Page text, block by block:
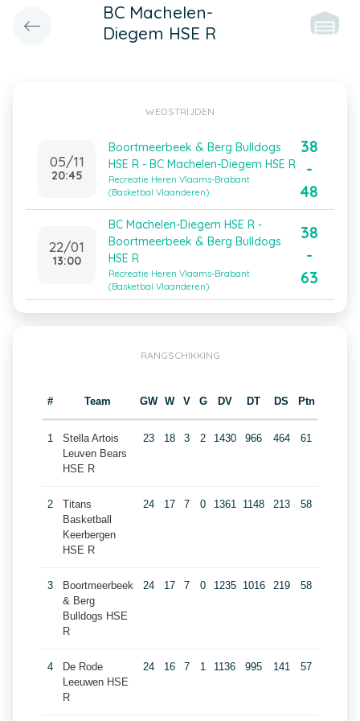
BC Machelen-
Diegem HSE R
WEDSTRIJDEN
05/11
20:45
Boortmeerbeek & Berg Bulldogs
HSE R - BC Machelen-Diegem HSE R
Recreatie Heren Vlaams-Brabant
(Basketbal Vlaanderen)
38
-
48
22/01
13:00
BC Machelen-Diegem HSE R -
Boortmeerbeek & Berg Bulldogs
HSE R
Recreatie Heren Vlaams-Brabant
(Basketbal Vlaanderen)
38
-
63
RANGSCHIKKING
# Team GW W V G DV DT DS Ptn
1
Stella Artois
Leuven Bears
HSE R
23 18 3 2 1430 966 464 61
2
Titans
Basketball
Keerbergen
HSE R
24 17 7 0 1361 1148 213 58
3
Boortmeerbeek
& Berg
Bulldogs HSE
R
24 17 7 0 1235 1016 219 58
4
De Rode
Leeuwen HSE
R
24 16 7 1 1136 995 141 57